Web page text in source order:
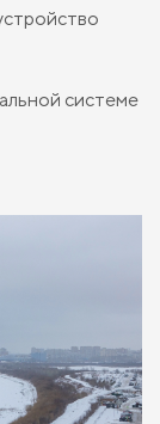
системе